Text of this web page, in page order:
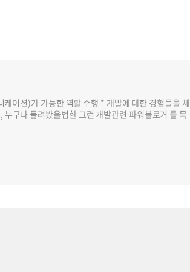
이션)가 가능한 역할 수행 * 개발에 대한 경험들을 체
구나 들려봤을법한 그런 개발관련 파워블로거 를 목